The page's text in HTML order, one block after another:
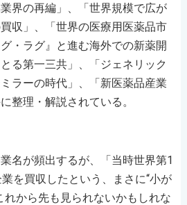
界の再編」、「世界規模で広が
収」、「世界の医療用医薬品市
・ラグ』と進む海外での新薬開
る第一三共」、「ジェネリック
ラーの時代」、「新医薬品産業
整理・解説されている。
名が頻出するが、「当時世界第1
を買収したという、まさに“小が
れから先も見られないかもしれな